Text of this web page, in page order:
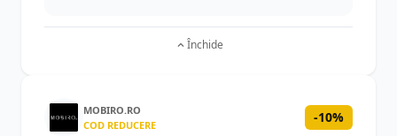
Închide
MOBIRO.RO
COD REDUCERE
-10%